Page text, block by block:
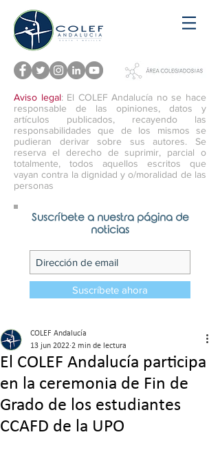
Aviso legal: El COLEF Andalucía no se hace
responsable de las opiniones, datos y
artículos publicados, recayendo las
responsabilidades que de los mismos se
pudieran derivar sobre sus autores. Se
reserva el derecho de suprimir, parcial o
totalmente, todos aquellos escritos que
vayan contra la dignidad y o/moralidad de las
personas
Suscríbete a nuestra página de
noticias
Suscríbete ahora
El COLEF Andalucía participa
en la ceremonia de Fin de
Grado de los estudiantes
CCAFD de la UPO
COLEF Andalucía
13 jun 2022 2 min de lectura